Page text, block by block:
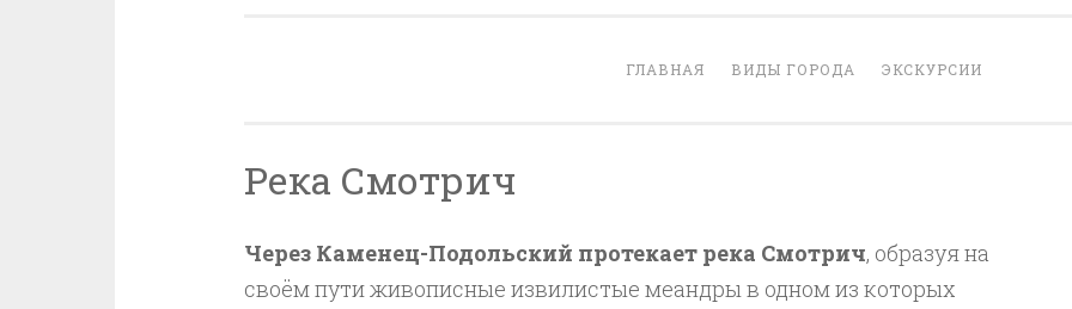
ГЛАВНАЯ ВИДЫ ГОРОДА ЭКСКУРСИИ
Река Смотрич
Через Каменец-Подольский протекает река Смотрич, образуя на
своём пути живописные извилистые меандры в одном из которых